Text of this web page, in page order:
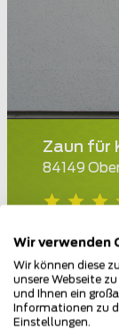
Zaun für
84149
Wir verwenden
Wir können diese
unsere Webseite
und Ihnen ein
Informationen zu
Einstellungen.